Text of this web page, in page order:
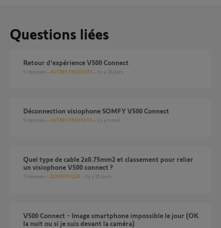
Questions liées
Retour d'expérience V500 Connect
5 réponses AUTRES PRODUITS il y a 18 jours
Déconnection visiophone SOMFY V500 Connect
9 réponses AUTRES PRODUITS il y a 3 mois
Quel type de cable 2x0.75mm2 et classement pour relier
un visiophone V500 connect ?
7 réponses DOMOTIQUE il y a 25 jours
V500 Connect - Image smartphone impossible le jour (OK
la nuit ou si je suis devant la caméra)